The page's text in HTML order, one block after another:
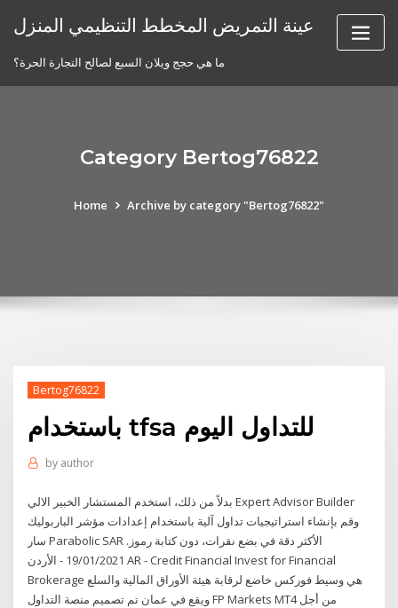
عينة التمريض المخطط التنظيمي المنزل
ما هي حجج ويلان السبع لصالح التجارة الحرة؟
Category Bertog76822
Home Archive by category "Bertog76822"
Bertog76822
باستخدام tfsa للتداول اليوم
by author
بدلاً من ذلك، استخدم المستشار الخبير الالي Expert Advisor Builder
وقم بإنشاء استراتيجيات تداول آلية باستخدام إعدادات مؤشر الباربوليك
سار Parabolic SAR الأكثر دقة في بضع نقرات، دون كتابة رموز.
19/01/2021 - الأردن AR - Credit Financial Invest for Financial
Brokerage هي وسيط فوركس خاضع لرقابة هيئة الأوراق المالية والسلع
ويقع في عمان تم تصميم منصة التداول FP Markets MT4 من أجل